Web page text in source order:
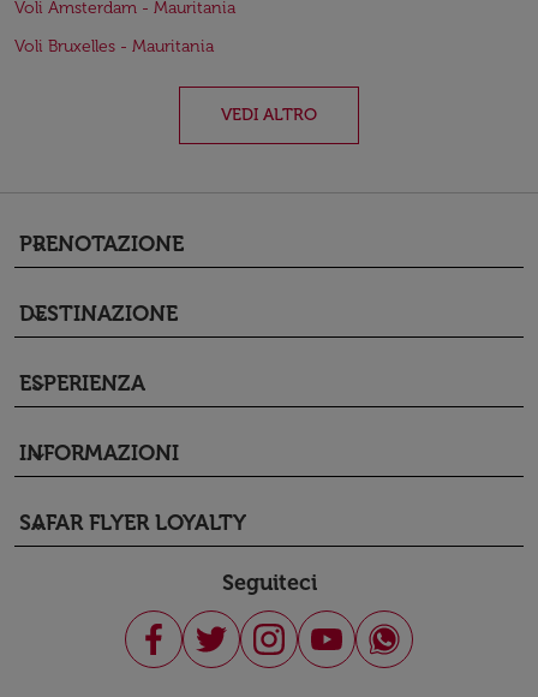
Voli Amsterdam - Mauritania
Voli Bruxelles - Mauritania
VEDI ALTRO
PRENOTAZIONE
keyboard_arrow_down
DESTINAZIONE
keyboard_arrow_down
ESPERIENZA
keyboard_arrow_down
INFORMAZIONI
keyboard_arrow_down
SAFAR FLYER LOYALTY
keyboard_arrow_down
Seguiteci